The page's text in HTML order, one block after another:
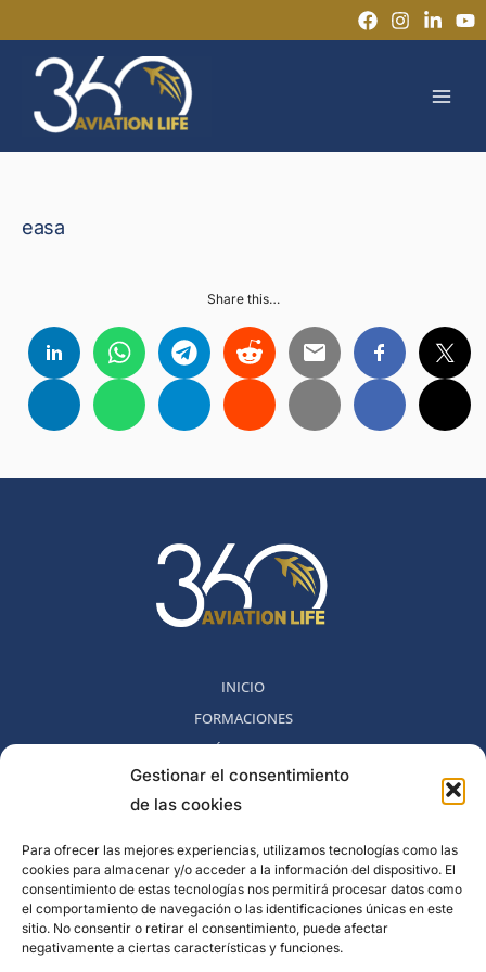
Gestionar el consentimiento
de las cookies
Para ofrecer las mejores experiencias, utilizamos tecnologías como las
cookies para almacenar y/o acceder a la información del dispositivo. El
consentimiento de estas tecnologías nos permitirá procesar datos como
el comportamiento de navegación o las identificaciones únicas en este
sitio. No consentir o retirar el consentimiento, puede afectar
negativamente a ciertas características y funciones.
al
contenido
easa
Share this…
INICIO
FORMACIONES
MÉTODO 360
COMUNIDAD
NOSOTROS
BLOG
CONTACTO
POLITICA DE DESESTIMIENTO